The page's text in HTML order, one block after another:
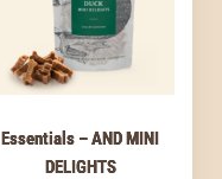
Essentials – AND MINI
DELIGHTS